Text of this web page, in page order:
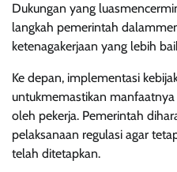
Dukungan yang
langkah pemerintah
ketenagakerjaan yang lebih
Ke depan, implementasi
untukmemastikan manfaatnya
oleh pekerja. Pemerintah
pelaksanaan regulasi agar
telah ditetapkan.